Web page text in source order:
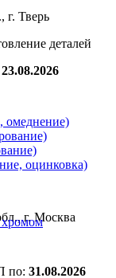
омеднение)
оцинковка)
г. Тверь
деталей
23.08.2026
г. Москва
по: 31.08.2026